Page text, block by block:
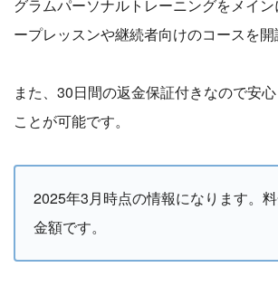
グラムパーソナルトレーニングをメイ
ープレッスンや継続者向けのコースを開
また、30日間の返金保証付きなので安
ことが可能です。
2025年3月時点の情報になります。
金額です。